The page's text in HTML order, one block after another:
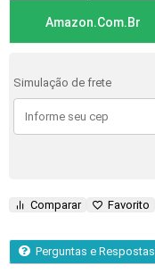
Amazon.com.br
Simulação de frete
Comparar Favorito
Perguntas e Respostas